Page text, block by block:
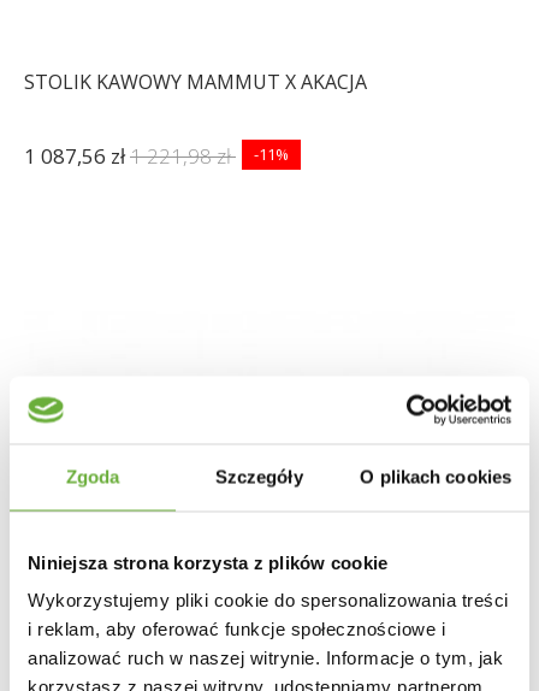
Zgoda Szczegóły O plikach cookies
Niniejsza strona korzysta z plików cookie
Wykorzystujemy pliki cookie do spersonalizowania treści
i reklam, aby oferować funkcje społecznościowe i
analizować ruch w naszej witrynie. Informacje o tym, jak
korzystasz z naszej witryny, udostępniamy partnerom
STOLIK KAWOWY MAMMUT X AKACJA
1 087,56 zł1 221,98 zł -11%